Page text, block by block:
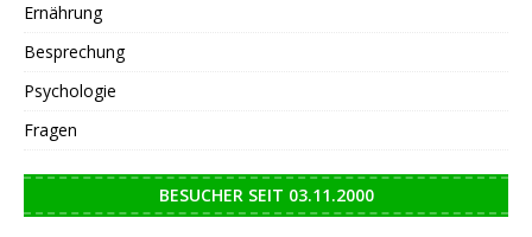
Ernährung
Besprechung
Psychologie
Fragen
BESUCHER SEIT 03.11.2000